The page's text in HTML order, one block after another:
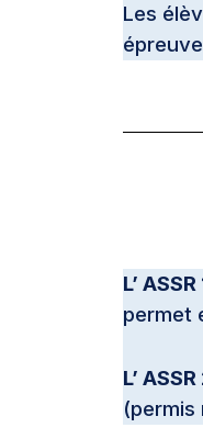
Les
L’ ASSR
permet
L’ ASSR